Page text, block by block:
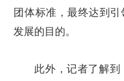
团体标准，最终达到
发展的目的。
此外，记者了解